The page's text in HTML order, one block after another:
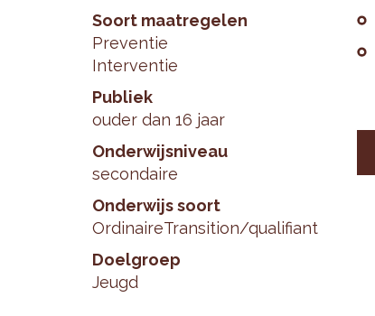
Soort maatregelen
Preventie
Interventie
Publiek
ouder dan 16 jaar
Onderwijsniveau
secondaire
Onderwijs soort
OrdinaireTransition/qualifiant
Doelgroep
Jeugd